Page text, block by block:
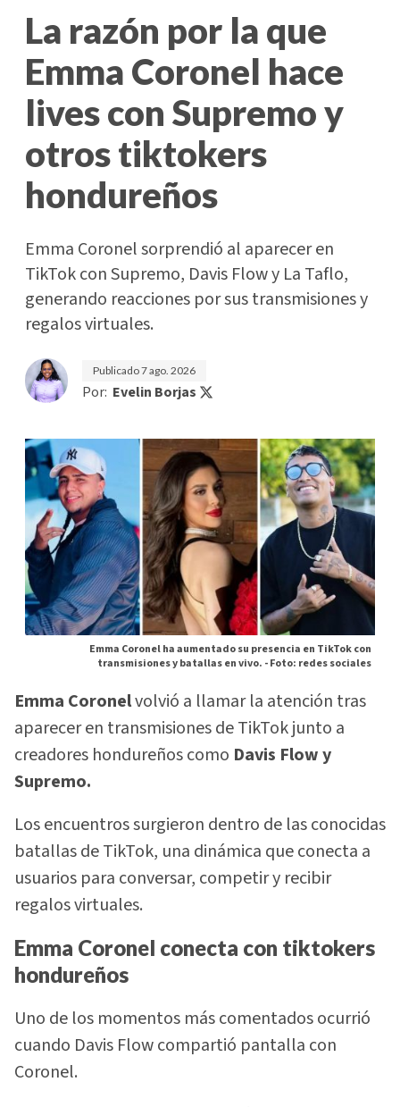
La razón por la que
Emma Coronel hace
lives con Supremo y
otros tiktokers
hondureños
Emma Coronel sorprendió al aparecer en
TikTok con Supremo, Davis Flow y La Taflo,
generando reacciones por sus transmisiones y
regalos virtuales.
Publicado7 ago. 2026
Por: Evelin Borjas
Emma Coronel ha aumentado su presencia en TikTok con
transmisiones y batallas en vivo. -Foto: redes sociales
Emma Coronelvolvió a llamar la atención tras
aparecer en transmisiones de TikTok junto a
creadores hondureños como Davis Flow y
Supremo.
Los encuentros surgieron dentro de las conocidas
batallas de TikTok, una dinámica que conecta a
usuarios para conversar, competir y recibir
regalos virtuales.
Emma Coronel conecta con tiktokers
hondureños
Uno de los momentos más comentados ocurrió
cuando Davis Flow compartió pantalla con
Coronel.